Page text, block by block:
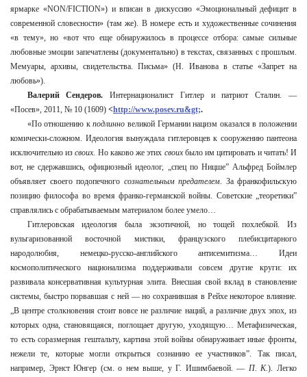
ярмарке «NON/FICTION») и вписан в дискуссию «Эмоциональный дефицит в
современной словесности» (там же). В номере есть и художественные сочинения
«в тему», но «вот что еще обнаружилось в процессе отбора: самые сильные
любовные эмоции запечатлены (документально) в текстах, связанных с прошлым.
Мемуары, архивы, свидетельства. Письма» (Н. Иванова в статье «Запрет на
любовь»).
Валерий Сендеров.Интернационалист Гитлер и патриот Сталин. —
«Посев», 2011, № 10 (1609) <http://www.posev.ru&gt;.
«По отношению кподлинно великой Германии нацизм оказался в положении
комически-сложном. Идеология вынуждала гитлеровцев к сооружению пантеона
исключительно изсвоих. Но каково же этих своихбыло им цитировать и читать! И
вот, не сдержавшись, официозный идеолог, „спец по Ницше” Альфред Боймлер
объявляет своего подопечного сознательным предателем. За франкофильскую
позицию философа во время франко-германской войны. Советские „теоретики”
справлялись с обрабатываемым материалом более умело…
Гитлеровская идеология была экзотичной, но тощей похлебкой. Из
вульгаризованной восточной мистики, французского плебисцитарного
народолюбия, немецко-русско-английского антисемитизма… Идеи
космополитического национализма поддерживали совсем другие круги: их
развивала консервативная культурная элита. Внесшая свой вклад в становление
системы, быстро порвавшая с ней — но сохранившая в Рейхе некоторое влияние.
„В центре столкновения стоит вовсе не различие наций, а различие двух эпох, из
которых одна, становящаяся, поглощает другую, уходящую… Метафизическая,
то есть соразмерная гештальту, картина этой войны обнаруживает иные фронты,
нежели те, которые могли открыться сознанию ее участников”. Так писал,
например, Эрнст Юнгер (см. о нем выше, у Г. Ишимбаевой. — П. К.). Легко